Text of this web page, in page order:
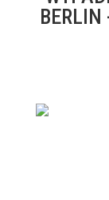
BERLIN